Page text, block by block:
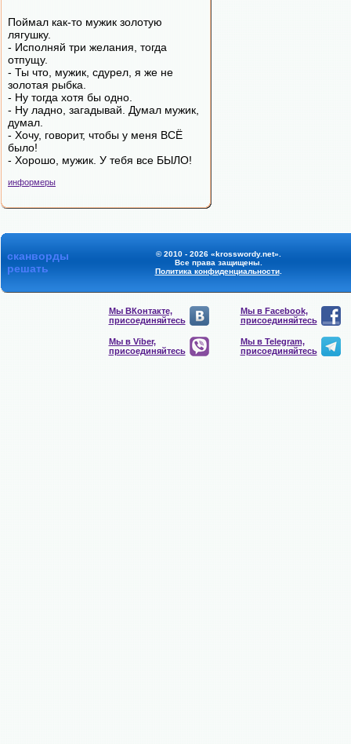
Поймал как-то мужик золотую
лягушку.
- Исполняй три желания, тогда
отпущу.
- Ты что, мужик, сдурел, я же не
золотая рыбка.
- Ну тогда хотя бы одно.
- Ну ладно, загадывай. Думал мужик,
думал.
- Хочу, говорит, чтобы у меня ВСЁ
было!
- Хорошо, мужик. У тебя все БЫЛО!
информеры
сканворды
решать
© 2010 - 2026 «krosswordy.net».
Все права защищены.
Политика конфиденциальности.
Мы ВКонтакте,
присоединяйтесь
Мы в Facebook,
присоединяйтесь
Мы в Viber,
присоединяйтесь
Мы в Telegram,
присоединяйтесь